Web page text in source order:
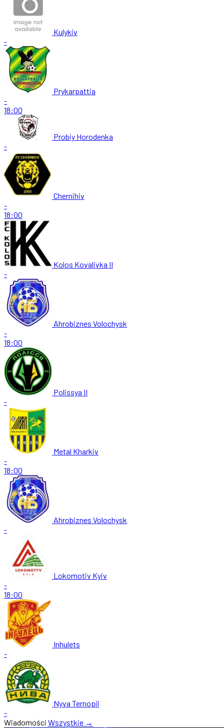
Kulykiv
-
Prykarpattia
-
18:00
Probiy Horodenka
-
Chernihiv
-
18:00
Kolos Kovalivka II
-
Ahrobiznes Volochysk
-
18:00
Polissya II
-
Metal Kharkiv
-
18:00
Ahrobiznes Volochysk
-
Lokomotiv Kyiv
-
18:00
Inhulets
-
Nyva Ternopil
-
Wiadomości Wszystkie →